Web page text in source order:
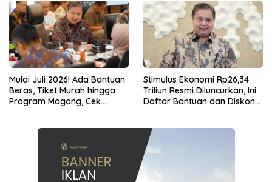
UMKM kepada Masyarakat
Mulai Juli 2026! Ada Bantuan
Beras, Tiket Murah hingga
Program Magang, Cek
Stimulus Ekonomi Rp26,34
Triliun Resmi Diluncurkan, Ini
Daftar Bantuan dan Diskon